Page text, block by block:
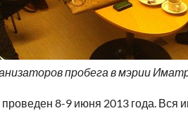
пробега в мэрии
проведен 8-9 июня 2013 года.